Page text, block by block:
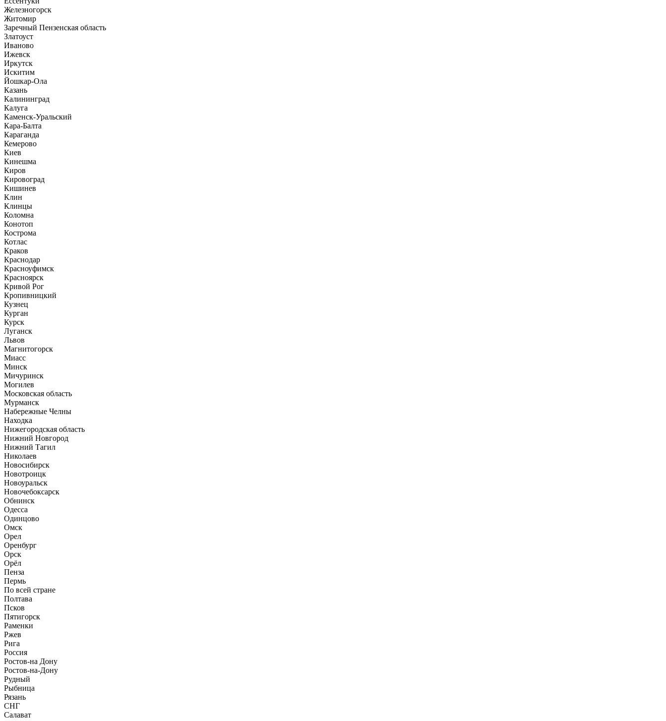
Железногорск
Житомир
Заречный Пензенская область
Златоуст
Иваново
Ижевск
Иркутск
Искитим
Йошкар-Ола
Казань
Калининград
Калуга
Каменск-Уральский
Кара-Балта
Караганда
Кемерово
Киев
Кинешма
Киров
Кировоград
Кишинев
Клин
Клинцы
Коломна
Конотоп
Кострома
Котлас
Краков
Краснодар
Красноуфимск
Красноярск
Кривой Рог
Кропивницкий
Кузнец
Курган
Курск
Луганск
Львов
Магнитогорск
Миасс
Минск
Мичуринск
Могилев
Московская область
Мурманск
Набережные Челны
Находка
Нижегородская область
Нижний Новгород
Нижний Тагил
Николаев
Новосибирск
Новотроицк
Новоуральск
Новочебоксарск
Обнинск
Одесса
Одинцово
Омск
Орел
Оренбург
Орск
Орёл
Пенза
Пермь
По всей стране
Полтава
Псков
Пятигорск
Раменки
Ржев
Рига
Россия
Ростов-на Дону
Ростов-на-Дону
Рудный
Рыбница
Рязань
СНГ
Салават